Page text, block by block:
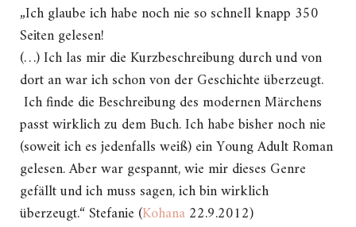
„Ich glaube ich habe noch nie so schnell knapp 350
Seiten gelesen!
(…) Ich las mir die Kurzbeschreibung durch und von
dort an war ich schon von der Geschichte überzeugt.
Ich finde die Beschreibung des modernen Märchens
passt wirklich zu dem Buch. Ich habe bisher noch nie
(soweit ich es jedenfalls weiß) ein Young Adult Roman
gelesen. Aber war gespannt, wie mir dieses Genre
gefällt und ich muss sagen, ich bin wirklich
überzeugt.“ Stefanie (Kohana22.9.2012)